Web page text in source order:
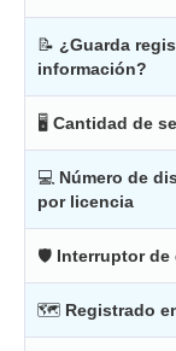
📝 ¿Guarda
información?
🖥 Cantidad de
💻 Número de
por licencia
🛡 Interruptor de
🗺 Registrado